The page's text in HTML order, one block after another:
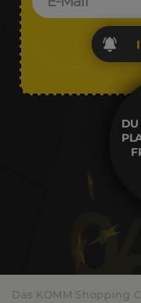
DU
Das KOMM Shopping